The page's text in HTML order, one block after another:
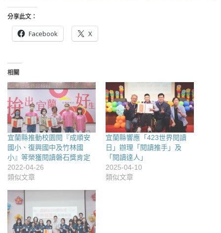
分享此文：
Facebook X
相關
宜蘭縣推動校園閱『成順安
國小、復興國中及竹林國
小』等榮獲閱讀磐石獎肯定
2022-04-26
類似文章
宜蘭縣響應「423世界閱讀
日」辦理「閱讀推手」及
「閱讀達人」
2025-04-10
類似文章